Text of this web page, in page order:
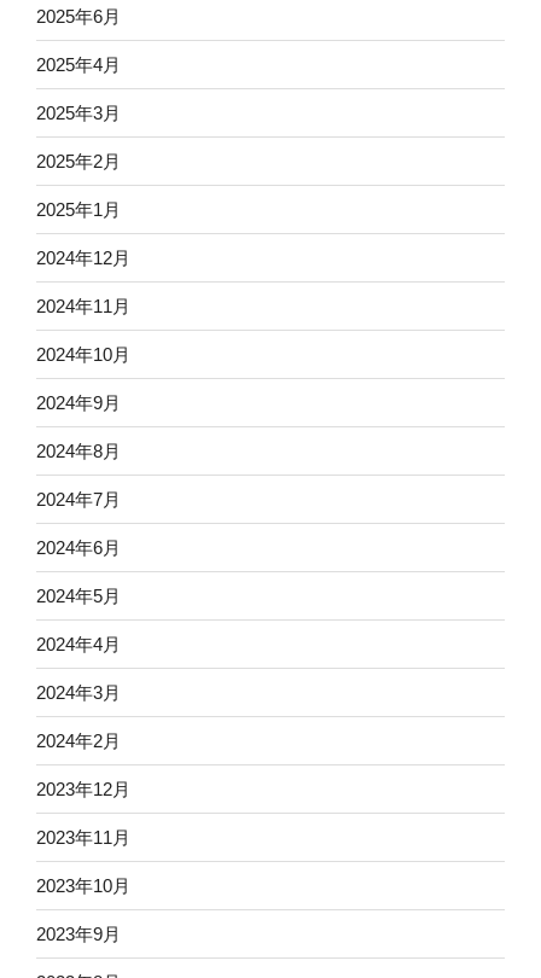
2025年6月
2025年4月
2025年3月
2025年2月
2025年1月
2024年12月
2024年11月
2024年10月
2024年9月
2024年8月
2024年7月
2024年6月
2024年5月
2024年4月
2024年3月
2024年2月
2023年12月
2023年11月
2023年10月
2023年9月